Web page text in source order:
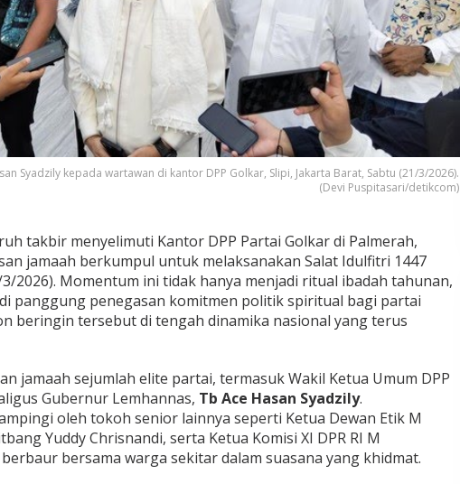
Syadzily kepada wartawan di kantor DPP Golkar, Slipi, Jakarta Barat, Sabtu (21/3/2026).
(Devi Puspitasari/detikcom)
takbir menyelimuti Kantor DPP Partai Golkar di Palmerah,
jamaah berkumpul untuk melaksanakan Salat Idulfitri 1447
2026). Momentum ini tidak hanya menjadi ritual ibadah tahunan,
panggung penegasan komitmen politik spiritual bagi partai
beringin tersebut di tengah dinamika nasional yang terus
jamaah sejumlah elite partai, termasuk Wakil Ketua Umum DPP
Gubernur Lemhannas, Tb Ace Hasan Syadzily.
oleh tokoh senior lainnya seperti Ketua Dewan Etik M
Yuddy Chrisnandi, serta Ketua Komisi XI DPR RI M
bersama warga sekitar dalam suasana yang khidmat.